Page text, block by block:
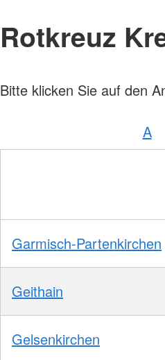
Rotkreuz
Bitte klicken Sie auf den
A
Garmisch-Partenkirchen
Geithain
Gelsenkirchen